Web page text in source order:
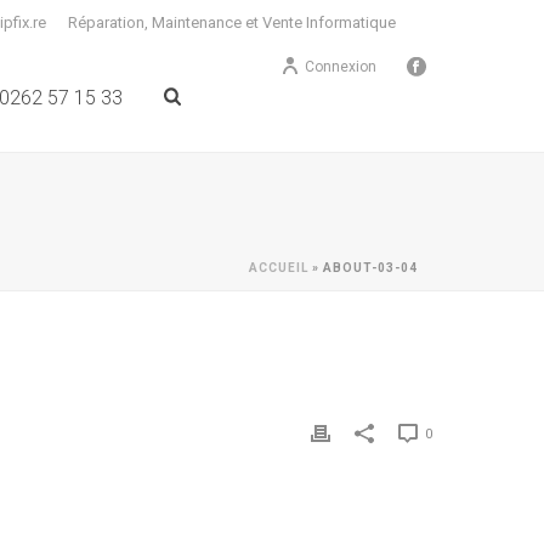
Réparation, Maintenance et Vente Informatique
Connexion
57 15 33
ACCUEIL » ABOUT-03-04
0